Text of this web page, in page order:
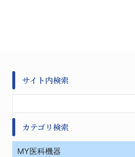
サイト内検索
カテゴリ検索
MY医科機器